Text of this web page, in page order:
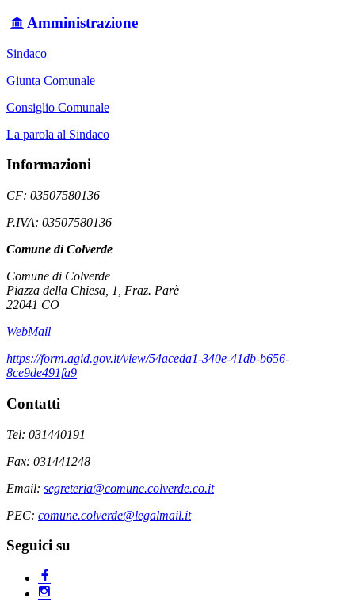
Amministrazione
Sindaco
Giunta Comunale
Consiglio Comunale
La parola al Sindaco
Informazioni
CF: 03507580136
P.IVA: 03507580136
Comune di Colverde
Comune di Colverde
Piazza della Chiesa, 1, Fraz. Parè
22041 CO
WebMail
https://form.agid.gov.it/view/54aceda1-340e-41db-b656-
8ce9de491fa9
Contatti
Tel: 031440191
Fax: 031441248
Email: segreteria@comune.colverde.co.it
PEC: comune.colverde@legalmail.it
Seguici su